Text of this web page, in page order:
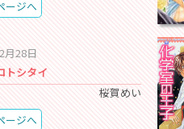
ージへ
月28日
トシタイ
桜賀めい
ージへ